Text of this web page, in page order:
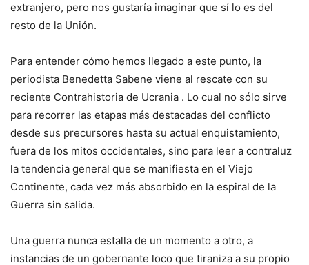
extranjero, pero nos gustaría imaginar que sí lo es del
resto de la Unión.
Para entender cómo hemos llegado a este punto, la
periodista Benedetta Sabene viene al rescate con su
reciente Contrahistoria de Ucrania . Lo cual no sólo sirve
para recorrer las etapas más destacadas del conflicto
desde sus precursores hasta su actual enquistamiento,
fuera de los mitos occidentales, sino para leer a contraluz
la tendencia general que se manifiesta en el Viejo
Continente, cada vez más absorbido en la espiral de la
Guerra sin salida.
Una guerra nunca estalla de un momento a otro, a
instancias de un gobernante loco que tiraniza a su propio